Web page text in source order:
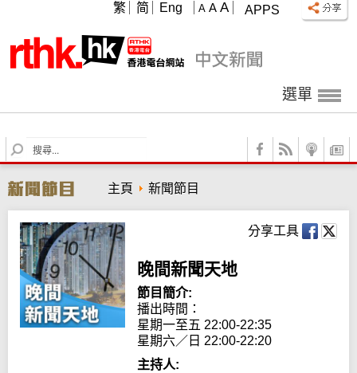
APPS
A A A
繁 简 Eng
選單
S
e
r
c
h
主頁 新聞節目
分享工具
晚間新聞天地
節目簡介:
播出時間：
星期一至五 22:00-22:35
星期六／日 22:00-22:20
主持人: